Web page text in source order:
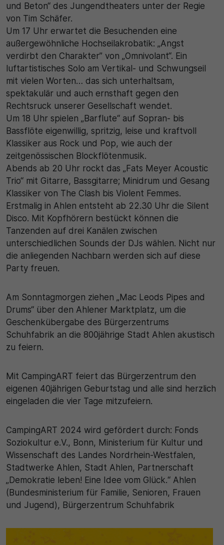
und Beton“ des Jungendtheaters unter der Regie
von Tim Schäfer.
Um 17 Uhr erwartet die Besuchenden eine
außergewöhnliche Hochseilakrobatik: „Angst
verdirbt den Charakter” von „Omnivolant“. Ein
luftartistisches Solo am Vertikal- und Schwungseil
mit vielen Worten… das sich unterhaltsam,
spektakulär und auch ernsthaft gegen den
Rechtsruck unserer Gesellschaft wendet.
Um 18 Uhr spielen „Barflute“ auf Sopran- bis
Bassflöte eigenwillig, spritzig, leise und kraftvoll
Klassiker aus Rock und Pop, wie auch der
zeitgenössischen Blockflötenmusik.
Abends ab 20 Uhr rockt das „Fats Meyer Acoustic
Trio“ mit Gitarre, Bassgitarre; Minidrum und Gesang
Klassiker von The Clash bis Violent Femmes.
Erstmalig in Ahlen entsteht ab 22.30 Uhr die Silent
Disco. Mit Kopfhörern bestückt können die
Tanzenden auf drei Kanälen zwischen
unterschiedlichen Sounds der DJs wählen. Nicht nur
die anliegenden Nachbarn werden sich auf diese
Party freuen.
Am Sonntagmorgen ziehen „Mac Leods Pipes and
Drums“ über den Ahlener Marktplatz, um die
Geschenkübergabe des Bürgerzentrums
Schuhfabrik an die 800jährige Stadt Ahlen akustisch
zu feiern.
Mit CampingART feiert das Bürgerzentrum den
eigenen 40jährigen Geburtstag und alle sind herzlich
eingeladen die vier Tage mitzufeiern.
CampingART 2024 wird gefördert durch: Fonds
Soziokultur e.V., Bonn, Ministerium für Kultur und
Wissenschaft des Landes Nordrhein-Westfalen,
Stadtwerke Ahlen, Stadt Ahlen, Partnerschaft
„Demokratie leben! Eine Idee vom Glück.“ Ahlen
(Bundesministerium für Familie, Senioren, Frauen
und Jugend), Bürgerzentrum Schuhfabrik